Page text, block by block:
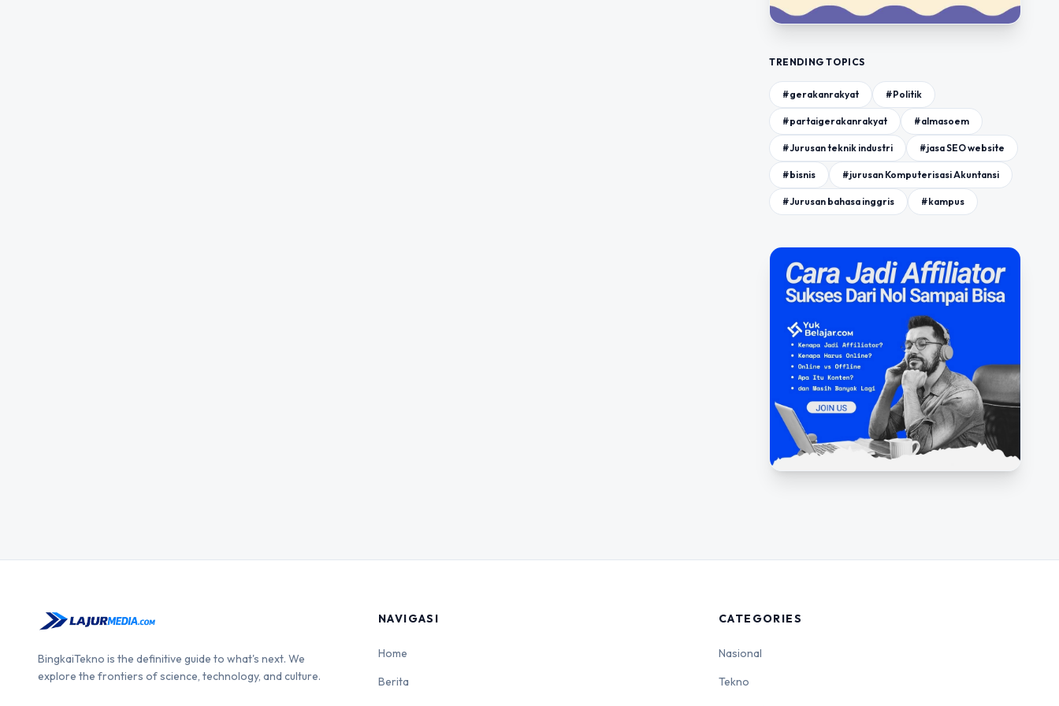
TRENDING TOPICS
#gerakanrakyat #Politik
#partaigerakanrakyat #almasoem
#Jurusan teknik industri #jasa SEO website
#bisnis #jurusan Komputerisasi Akuntansi
#Jurusan bahasa inggris #kampus
BingkaiTekno is the definitive guide to what's next. We
explore the frontiers of science, technology, and culture.
NAVIGASI
Home
Berita
CATEGORIES
Nasional
Tekno